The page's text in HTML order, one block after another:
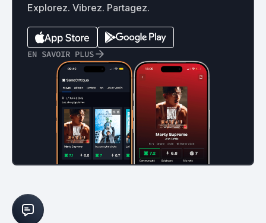
Explorez. Vibrez. Partagez.
EN SAVOIR PLUS